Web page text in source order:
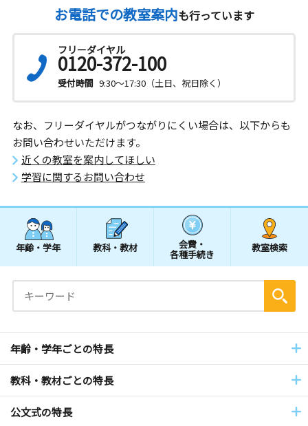
お電話での教室案内も行っています
フリーダイヤル
0120-372-100
受付時間 9:30～17:30（土日、祝日除く）
なお、フリーダイヤルがつながりにくい場合は、以下からも
お問い合わせいただけます。
近くの教室を案内してほしい
学習に関するお問い合わせ
年齢・学年 教科・教材 会費・
各種手続き
教室検索
年齢・学年ごとの特長
教科・教材ごとの特長
公文式の特長